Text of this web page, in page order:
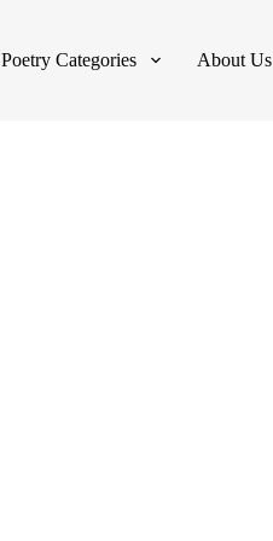
Poetry Categories About Us